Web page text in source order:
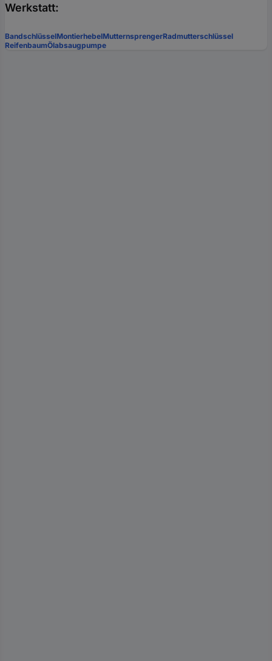
Werkstatt:
BandschlüsselMontierhebelMutternsprengerRadmutterschlüssel
ReifenbaumÖlabsaugpumpe